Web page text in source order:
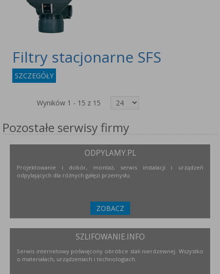
Filtry stacjonarne SFS
SZCZEGÓŁY
Wyników 1 - 15 z 15
Pozostałe serwisy firmy
ODPYLAMY.PL
Projektowanie i dobór, montaż, serwis instalacji i urządzeń
odpylających dla różnych gałęzi przemysłu.
ZOBACZ
SZLIFOWANIE.INFO
Serwis internetowy poświęcony obróbce stali nierdzewnej. Wszystko
o materiałach, urządzeniach i technologiach.